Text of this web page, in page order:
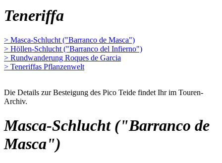
Teneriffa
> Masca-Schlucht ("Barranco de Masca")
> Höllen-Schlucht ("Barranco del Infierno")
> Rundwanderung Roques de Garcia
> Teneriffas Pflanzenwelt
Die Details zur Besteigung des Pico Teide findet Ihr im Touren-
Archiv.
Masca-Schlucht ("Barranco de
Masca")